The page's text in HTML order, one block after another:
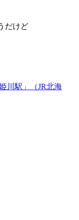
だけど
駅」（JR北海